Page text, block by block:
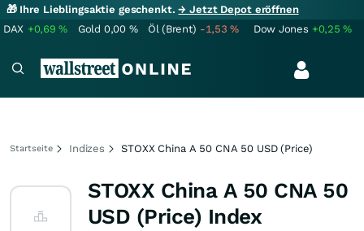
🎁 Ihre Lieblingsaktie geschenkt.→ Jetzt Depot eröffnen
DAX +0,69% Gold 0,00 % Öl (Brent) -1,53% Dow Jones +0,25%
Startseite Indizes STOXX China A 50 CNA 50 USD (Price)
STOXX China A 50 CNA 50
USD (Price) Index